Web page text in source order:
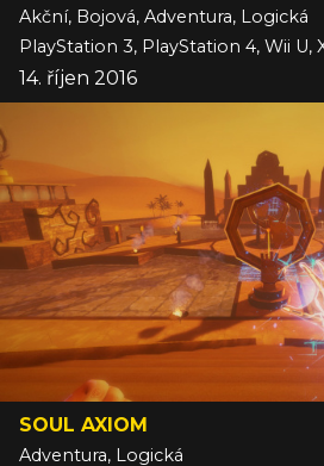
Akční, Bojová, Adventura, Logická
PlayStation 3, PlayStation 4, Wii U,
14. říjen 2016
SOUL AXIOM
Adventura, Logická